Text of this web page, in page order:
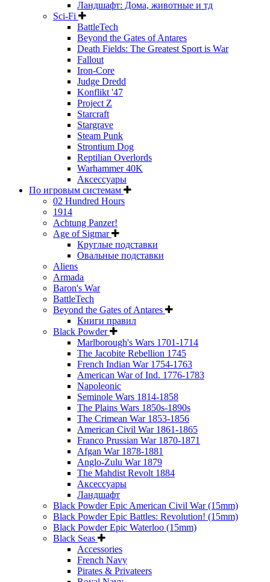
Ландшафт: Дома, животные и тд
Sci-Fi
BattleTech
Beyond the Gates of Antares
Death Fields: The Greatest Sport is War
Fallout
Iron-Core
Judge Dredd
Konflikt '47
Project Z
Starcraft
Stargrave
Steam Punk
Strontium Dog
Reptilian Overlords
Warhammer 40K
Аксессуары
По игровым системам
02 Hundred Hours
1914
Achtung Panzer!
Age of Sigmar
Круглые подставки
Овальные подставки
Aliens
Armada
Baron's War
BattleTech
Beyond the Gates of Antares
Книги правил
Black Powder
Marlborough's Wars 1701-1714
The Jacobite Rebellion 1745
French Indian War 1754-1763
American War of Ind. 1776-1783
Napoleonic
Seminole Wars 1814-1858
The Plains Wars 1850s-1890s
The Crimean War 1853-1856
American Civil War 1861-1865
Franco Prussian War 1870-1871
Afgan War 1878-1881
Anglo-Zulu War 1879
The Mahdist Revolt 1884
Аксессуары
Ландшафт
Black Powder Epic American Civil War (15mm)
Black Powder Epic Battles: Revolution! (15mm)
Black Powder Epic Waterloo (15mm)
Black Seas
Accessories
French Navy
Pirates & Privateers